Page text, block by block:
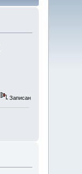
Записан